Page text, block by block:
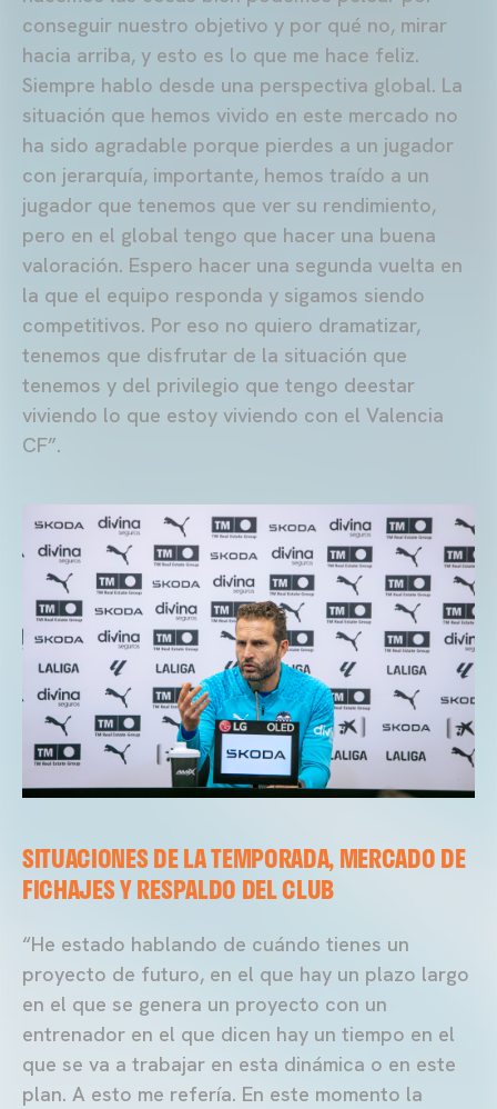
conseguir nuestro objetivo y por qué no, mirar
hacia arriba, y esto es lo que me hace feliz.
Siempre hablo desde una perspectiva global. La
situación que hemos vivido en este mercado no
ha sido agradable porque pierdes a un jugador
con jerarquía, importante, hemos traído a un
jugador que tenemos que ver su rendimiento,
pero en el global tengo que hacer una buena
valoración. Espero hacer una segunda vuelta en
la que el equipo responda y sigamos siendo
competitivos. Por eso no quiero dramatizar,
tenemos que disfrutar de la situación que
tenemos y del privilegio que tengo deestar
viviendo lo que estoy viviendo con el Valencia
CF”.
SITUACIONES DE LA TEMPORADA, MERCADO DE
FICHAJES Y RESPALDO DEL CLUB
“He estado hablando de cuándo tienes un
proyecto de futuro, en el que hay un plazo largo
en el que se genera un proyecto con un
entrenador en el que dicen hay un tiempo en el
que se va a trabajar en esta dinámica o en este
plan. A esto me refería. En este momento la